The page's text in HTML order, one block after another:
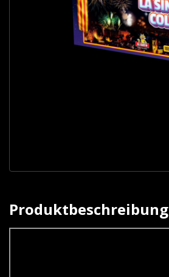
Produktbeschreibung